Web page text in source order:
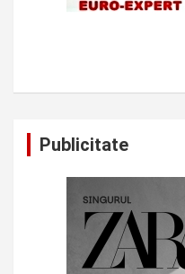
Publicitate